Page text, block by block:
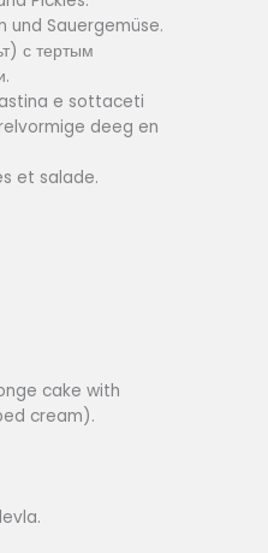
und Sauergemüse.
с тертым
e sottaceti
deeg en
et salade.
cake with
cream).